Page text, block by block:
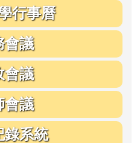
行事曆
會議
會議
會議
錄系統